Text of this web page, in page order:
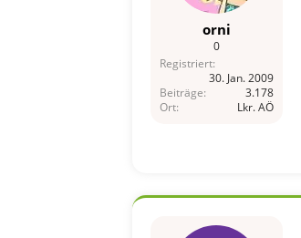
orni
0
Registriert
30. Jan. 2009
Beiträge
3.178
Ort
Lkr. AÖ